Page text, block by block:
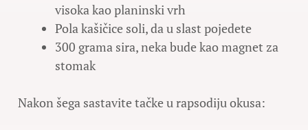
visoka kao planinski vrh
Pola kašičice soli, da u slast pojedete
300 grama sira, neka bude kao magnet za
stomak
Nakon šega sastavite tačke u rapsodiju okusa: